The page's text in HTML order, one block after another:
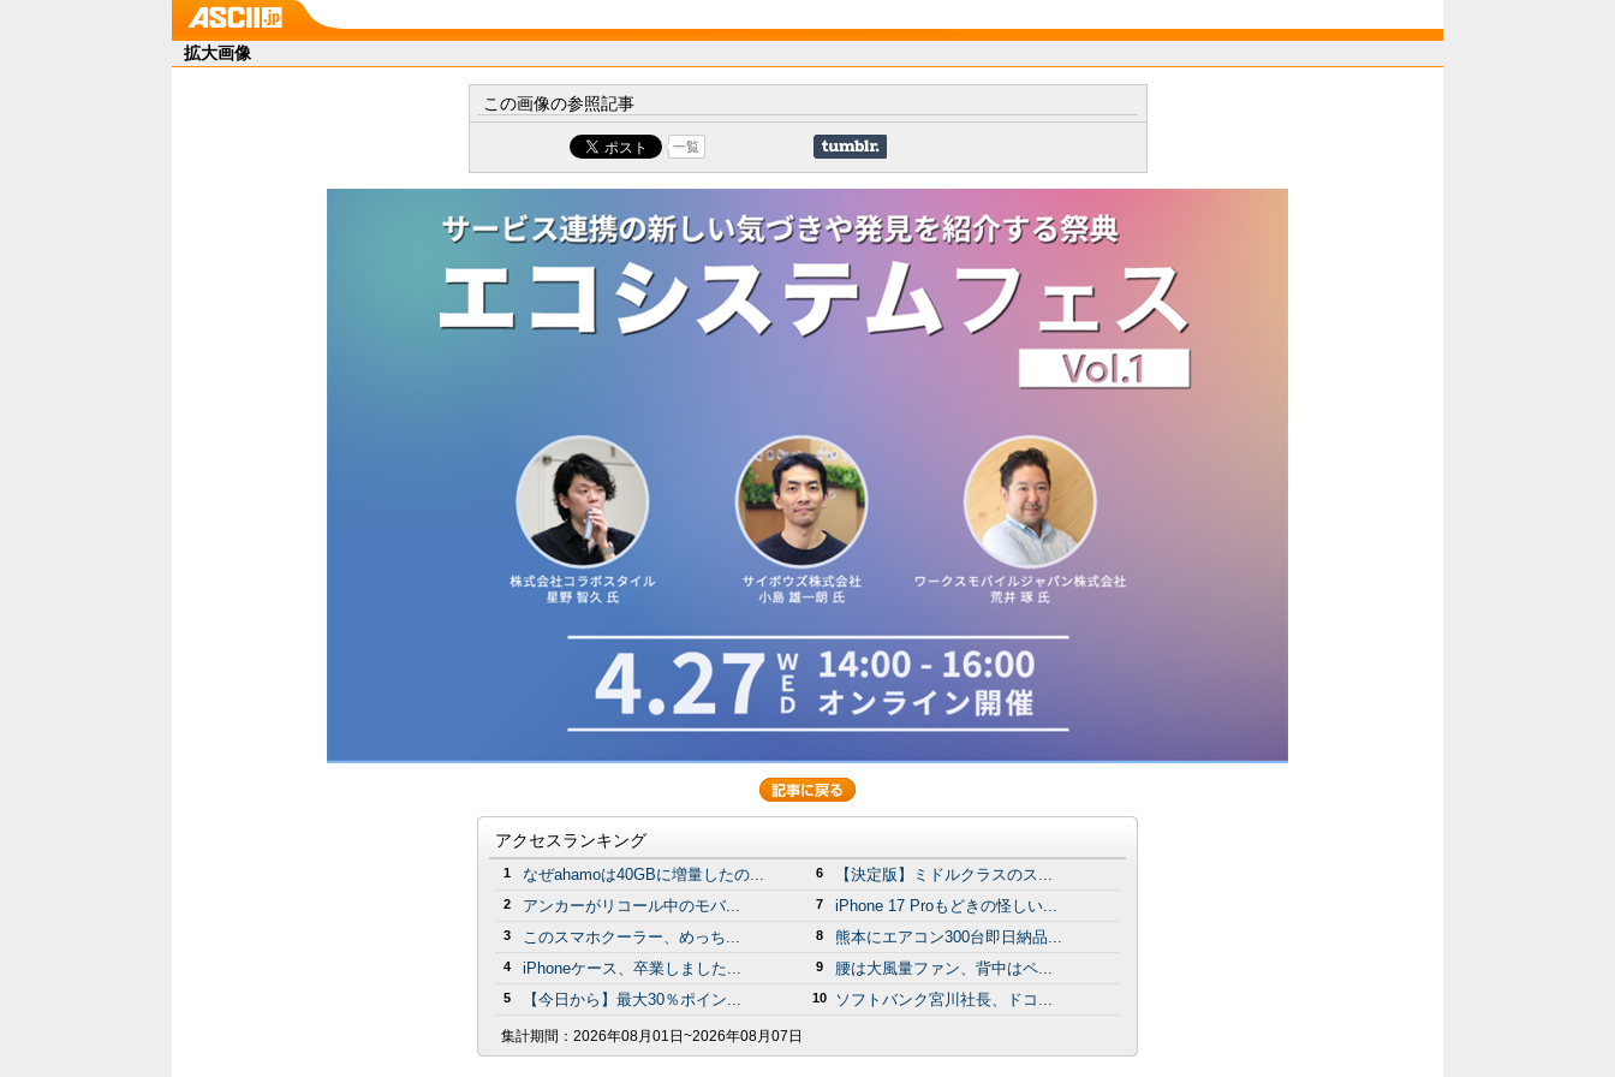
拡大画像
この画像の参照記事
一覧
アクセスランキング
1 なぜahamoは40GBに増量したの...
2 アンカーがリコール中のモバ...
3 このスマホクーラー、めっち...
4 iPhoneケース、卒業しました...
5 【今日から】最大30％ポイン...
6 【決定版】ミドルクラスのス...
7 iPhone 17 Proもどきの怪しい...
8 熊本にエアコン300台即日納品...
9 腰は大風量ファン、背中はペ...
10 ソフトバンク宮川社長、ドコ...
集計期間： 2026年08月01日~2026年08月07日